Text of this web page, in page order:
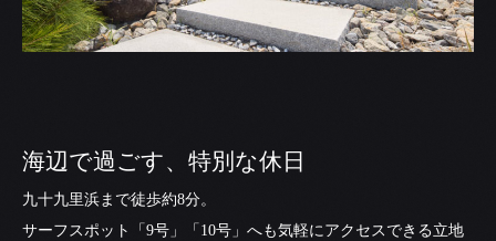
海辺で過ごす、特別な休日
九十九里浜まで徒歩約8分。
サーフスポット「9号」「10号」へも気軽にアクセスできる立地